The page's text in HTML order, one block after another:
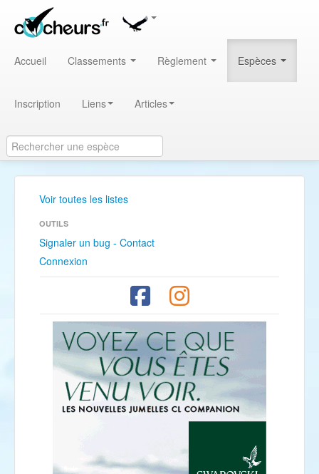
Accueil Classements Règlement Espèces
Inscription Liens Articles
Voir toutes les listes
OUTILS
Signaler un bug - Contact
Connexion